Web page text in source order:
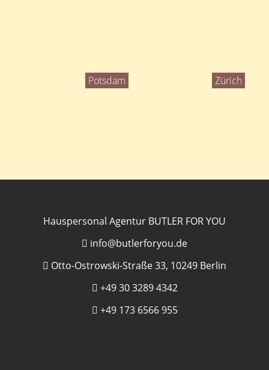
Potsdam Zürich
Hauspersonal Agentur BUTLER FOR YOU
info@butlerforyou.de
Otto-Ostrowski-Straße 33, 10249 Berlin
+49 30 3289 4342
+49 173 6566 955